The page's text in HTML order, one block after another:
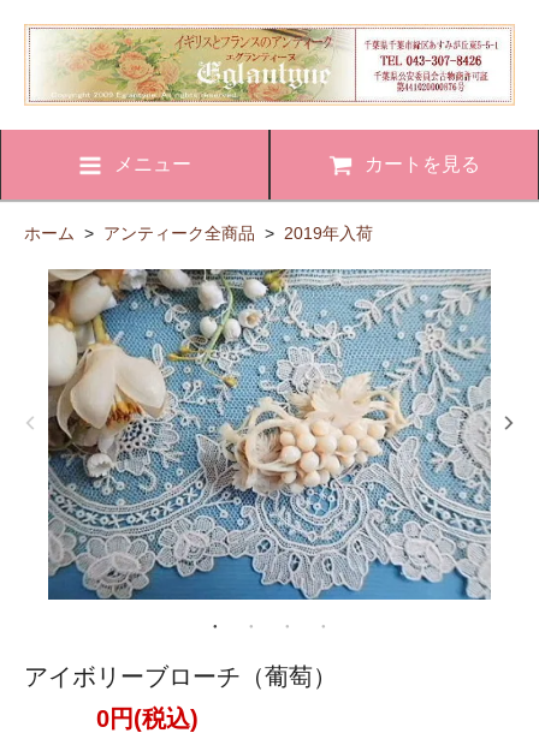
メニュー カートを見る
ホーム > アンティーク全商品 > 2019年入荷
アイボリーブローチ（葡萄）
0円(税込)